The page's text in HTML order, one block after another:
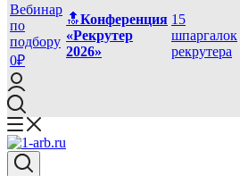
Вебинар
по
подбору
0₽
🔝Конференция
«Рекрутер
2026»
15
шпаргалок
рекрутера